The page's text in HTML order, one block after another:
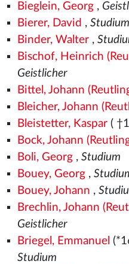
Bieglein, Georg,
Bierer, David , Studium
Binder, Walter,
Bischof, Heinrich
Geistlicher
Bittel, Johann
Bleicher, Johann
Bleistetter, Kaspar(
Bock, Johann
Boli, Georg, Studium
Bouey, Georg,
Bouey, Johann ,
Brechlin, Johann
Geistlicher
Briegel, Emmanuel
Studium